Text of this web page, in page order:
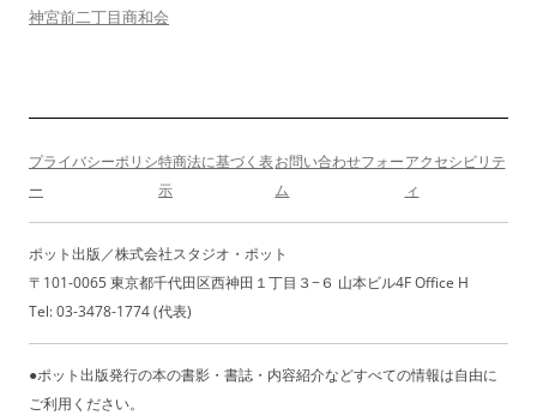
神宮前二丁目商和会
プライバシーポリシ
ー
特商法に基づく表
示
お問い合わせフォー
ム
アクセシビリテ
ィ
ポット出版／株式会社スタジオ・ポット
〒101-0065 東京都千代田区西神田１丁目３−６ 山本ビル4F Office H
Tel: 03-3478-1774 (代表)
●ポット出版発行の本の書影・書誌・内容紹介などすべての情報は自由に
ご利用ください。